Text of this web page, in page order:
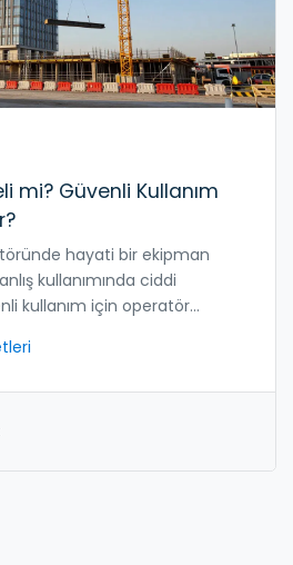
mi? Güvenli Kullanım
hayati bir ekipman
kullanımında ciddi
kullanım için operatör